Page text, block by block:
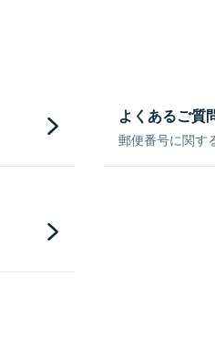
よくあるご質
郵便番号に関す